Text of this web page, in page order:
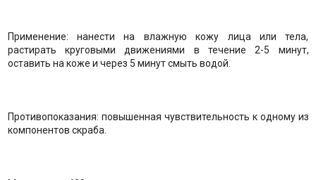
Применение: нанести на влажную кожу лица или тела,
растирать круговыми движениями в течение 2-5 минут,
оставить на коже и через 5 минут смыть водой.
Противопоказания: повышенная чувствительность к одному из
компонентов скраба.